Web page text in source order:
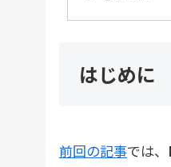
はじめに
前回の記事では、